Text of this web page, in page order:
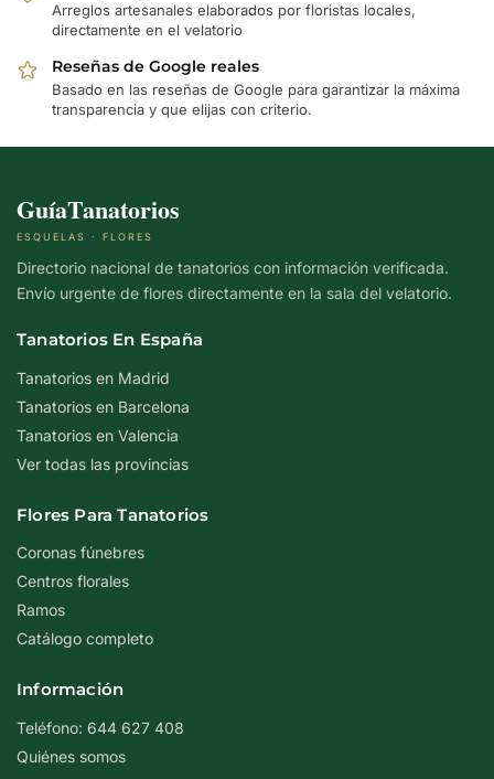
Arreglos artesanales elaborados por floristas locales,
directamente en el velatorio
Reseñas de Google reales
Basado en las reseñas de Google para garantizar la máxima
transparencia y que elijas con criterio.
GuíaTanatorios
ESQUELAS · FLORES
Directorio nacional de tanatorios con información verificada.
Envío urgente de flores directamente en la sala del velatorio.
Tanatorios En España
Tanatorios en Madrid
Tanatorios en Barcelona
Tanatorios en Valencia
Ver todas las provincias
Flores Para Tanatorios
Coronas fúnebres
Centros florales
Ramos
Catálogo completo
Información
Teléfono: 644 627 408
Quiénes somos